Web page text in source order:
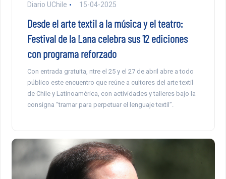
Diario UChile 15-04-2025
Desde el arte textil a la música y el teatro:
Festival de la Lana celebra sus 12 ediciones
con programa reforzado
Con entrada gratuita, ntre el 25 y el 27 de abril abre a todo
público este encuentro que reúne a cultores del arte textil
de Chile y Latinoamérica, con actividades y talleres bajo la
consigna “tramar para perpetuar el lenguaje textil”.